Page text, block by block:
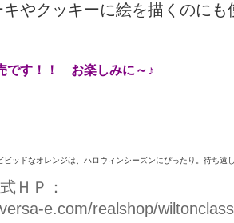
やクッキーに絵を描くのにも
です！！ お楽しみに～♪
ビッドなオレンジは、ハロウィンシーズンにぴったり。待ち遠
式ＨＰ：
e.com/realshop/